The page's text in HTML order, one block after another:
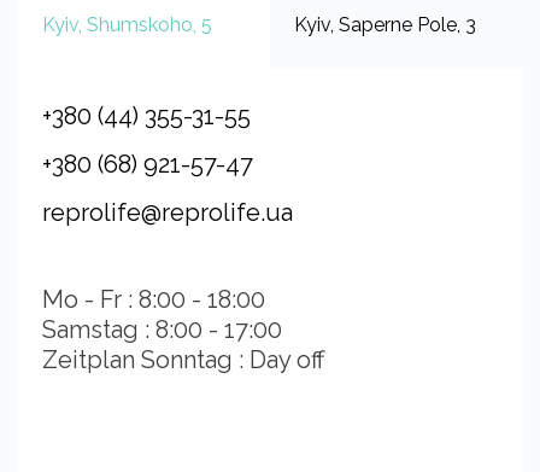
Kyiv, Shumskoho, 5 Kyiv, Saperne Pole, 3
+380 (44) 355-31-55
+380 (68) 921-57-47
reprolife@reprolife.ua
Mo - Fr : 8:00 - 18:00
Samstag : 8:00 - 17:00
Zeitplan Sonntag : Day off